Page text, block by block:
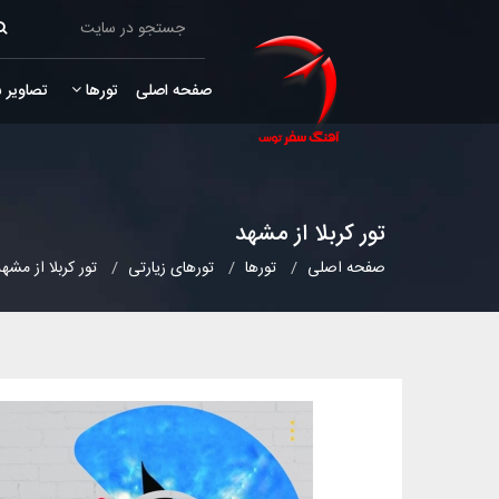
صفحه اصلی تورها
تور کربلا از مشهد
صفحه اصلی تورها تورهای زیارتی تور کربلا از